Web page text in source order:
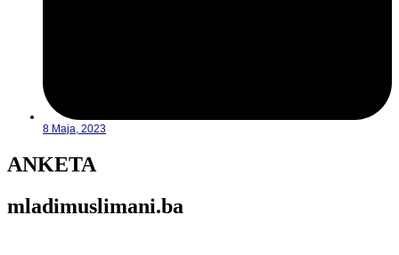
8 Maja, 2023
ANKETA
mladimuslimani.ba